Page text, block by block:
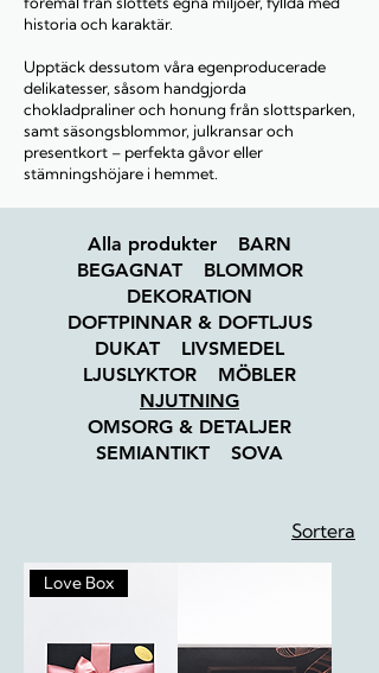
historia och karaktär.
Upptäck dessutom våra egenproducerade
delikatesser, såsom handgjorda
chokladpraliner och honung från slottsparken,
samt säsongsblommor, julkransar och
presentkort – perfekta gåvor eller
stämningshöjare i hemmet.
Alla produkter
BARN
BEGAGNAT
BLOMMOR
DEKORATION
DOFTPINNAR & DOFTLJUS
DUKAT
LIVSMEDEL
LJUSLYKTOR
MÖBLER
NJUTNING
OMSORG & DETALJER
SEMIANTIKT
SOVA
Sortera
Love Box